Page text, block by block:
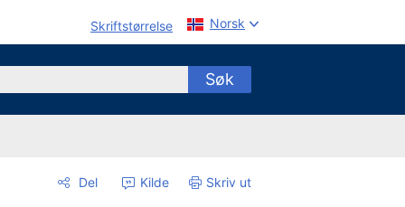
Skriftstørrelse Norsk
Søk
Del Kilde Skriv ut